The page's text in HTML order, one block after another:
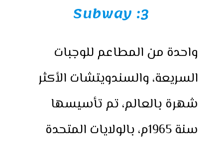
3: Subway
واحدة من المطاعم للوجبات
السريعة، والسندويتشات الأكثر
شهرة بالعالم، تم تأسيسها
سنة 1965م، بالولايات المتحدة